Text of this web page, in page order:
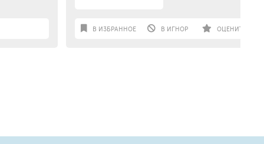
В ИЗБРАННОЕ В ИГНОР ОЦЕНИТЬ